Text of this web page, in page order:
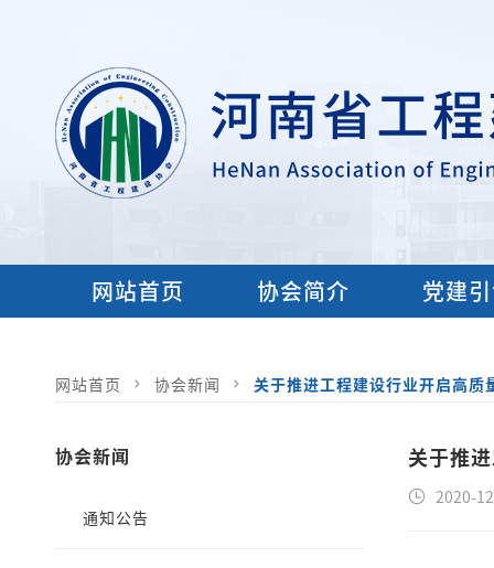
网站首页 协会简介 党建
网站首页 协会新闻 关于推进工程建设行业开启高质
协会新闻
通知公告
关于推
2020-